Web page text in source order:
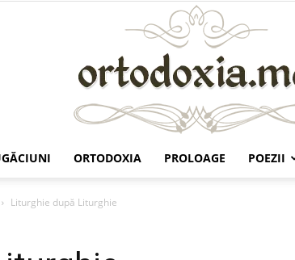
ORTODOXIA PROLOAGE POEZII
Liturghie după Liturghie